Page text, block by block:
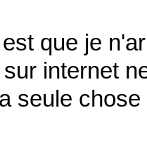
que je
internet
seule